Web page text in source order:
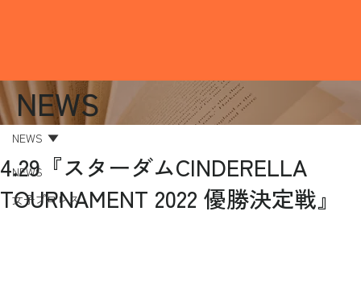
NEWS
女子プロレス
NEWS
4.29『スターダムCINDERELLA
TOURNAMENT 2022 優勝決定戦』
NEWS